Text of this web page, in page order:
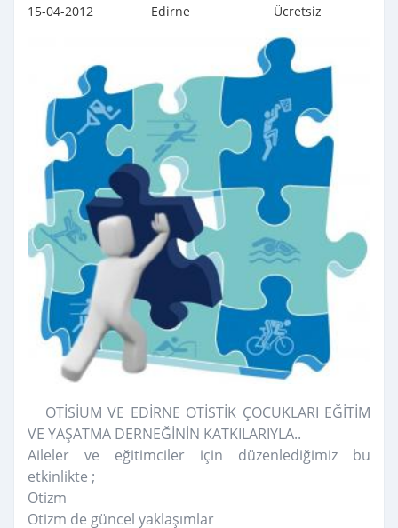
15-04-2012
Edirne
Ücretsiz
OTİSİUM VE EDİRNE OTİSTİK ÇOCUKLARI EĞİTİM
VE YAŞATMA DERNEĞİNİN KATKILARIYLA..
Aileler ve eğitimciler için düzenlediğimiz bu
etkinlikte ;
Otizm
Otizm de güncel yaklaşımlar